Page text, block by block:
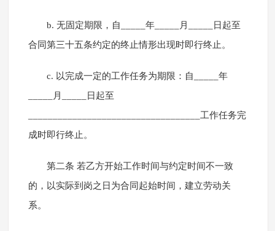
b. 无固定期限，自_____年_____月_____日起至
合同第三十五条约定的终止情形出现时即行终止。
c. 以完成一定的工作任务为期限：自_____年
_____月_____日起至
___________________________________工作任务完
成时即行终止。
第二条 若乙方开始工作时间与约定时间不一致
的，以实际到岗之日为合同起始时间，建立劳动关
系。